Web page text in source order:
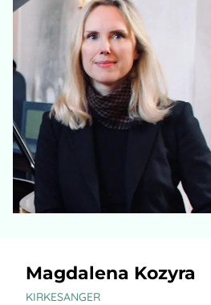
Magdalena Kozyra
KIRKESANGER